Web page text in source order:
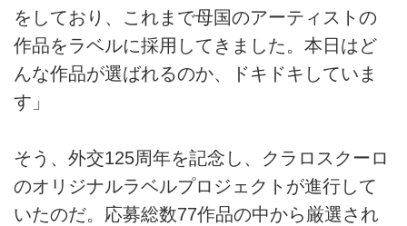
をしており、これまで母国のアーティストの
作品をラベルに採用してきました。本日はど
んな作品が選ばれるのか、ドキドキしていま
す」
そう、外交125周年を記念し、クラロスクーロ
のオリジナルラベルプロジェクトが進行して
いたのだ。応募総数77作品の中から厳選され